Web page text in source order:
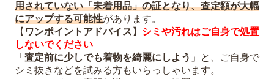
用されていない「未着用品」の証となり、査定額が大幅
にアップする可能性があります。
【 ワンポイントアドバイス 】 シミや汚れはご自身で処置
しないでください
「 査定前に少しでも着物を綺麗にしよう 」と、ご自身で
シミ抜きなどを試みる方もいらっしゃいます。